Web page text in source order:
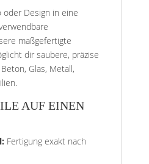
oder Design in eine
maßgefertigte
dir saubere, präzise
Glas, Metall,
AUF EINEN
Fertigung exakt nach